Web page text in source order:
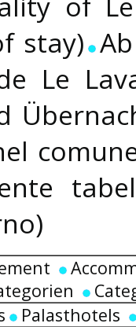
stay)
Le
Palasthotels